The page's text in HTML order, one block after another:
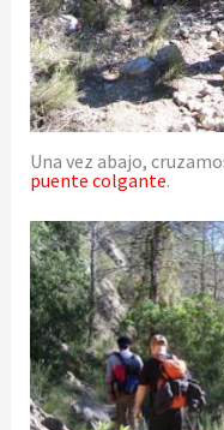
Una vez abajo,
puente colgante.